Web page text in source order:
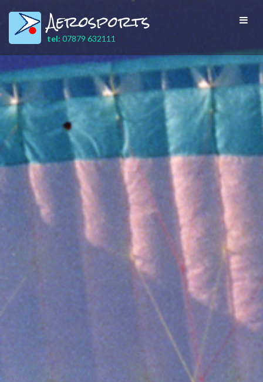
Aerosports
tel: 07879 632111